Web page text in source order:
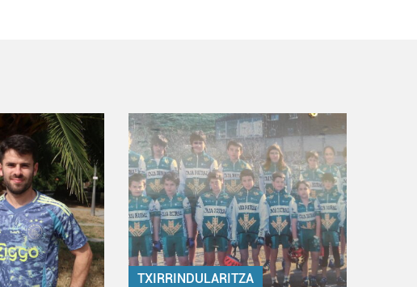
TXIRRINDULARITZA